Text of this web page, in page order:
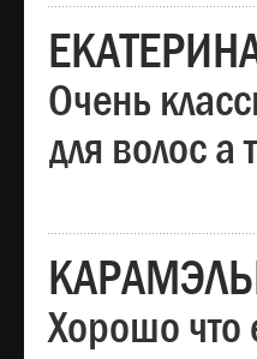
Очень
для волос а
Хорошо что